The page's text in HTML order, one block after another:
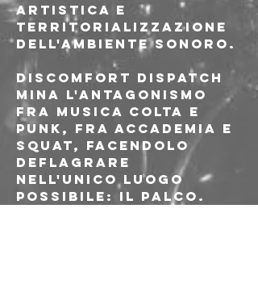
artistica e
territorializzazione
dell'ambiente sonoro.
Discomfort Dispatch
mina l'antagonismo
fra musica colta e
punk, fra accademia e
squat, facendolo
deflagrare
nell'unico luogo
possibile: il palco.